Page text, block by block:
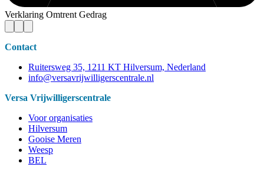
Verklaring Omtrent Gedrag
Contact
Ruitersweg 35, 1211 KT Hilversum, Nederland
info@versavrijwilligerscentrale.nl
Versa Vrijwilligerscentrale
Voor organisaties
Hilversum
Gooise Meren
Weesp
BEL